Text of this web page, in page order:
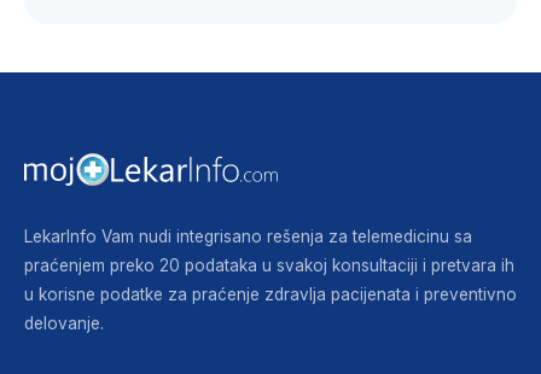
LekarInfo Vam nudi integrisano rešenja za telemedicinu sa
praćenjem preko 20 podataka u svakoj konsultaciji i pretvara ih
u korisne podatke za praćenje zdravlja pacijenata i preventivno
delovanje.